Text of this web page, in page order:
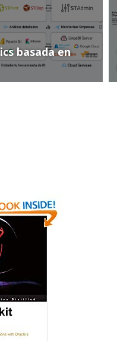
basada en